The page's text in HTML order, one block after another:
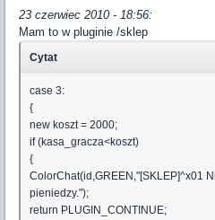
23 czerwiec 2010 - 18:56:
Mam to w pluginie /sklep
Cytat
case 3:
{
new koszt = 2000;
if (kasa_gracza<koszt)
{
ColorChat(id,GREEN,"[SKLEP]^x01
pieniedzy.");
return PLUGIN_CONTINUE;